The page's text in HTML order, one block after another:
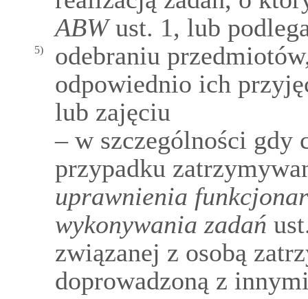
ABWust. 1, lub
5)
odebraniu
odpowiednio ich
lub zajęciu
– w szczególności gdy
przypadku
uprawnienia
wykonywania zadań
związanej z osobą
doprowadzoną z